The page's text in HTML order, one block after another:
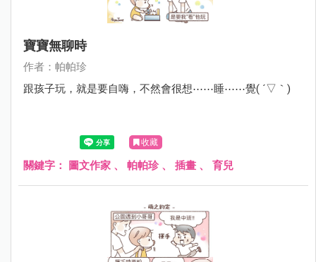
寶寶無聊時
作者：帕帕珍
跟孩子玩，就是要自嗨，不然會很想⋯⋯睡⋯⋯覺( ´▽｀)
收藏
關鍵字： 圖文作家 、 帕帕珍、 插畫 、 育兒